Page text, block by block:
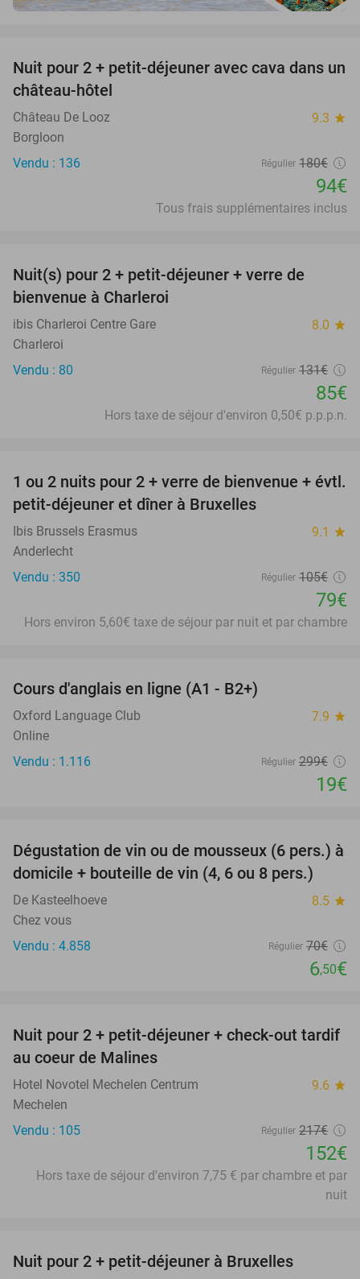
48%
Nuit pour 2 + petit-déjeuner avec cava dans un
château-hôtel
Château De Looz 9.3 star
Borgloon
Vendu : 136
Régulier 180€
94€
Tous frais supplémentaires inclus
Nuit(s) pour 2 + petit-déjeuner + verre de
bienvenue à Charleroi
ibis Charleroi Centre Gare 8.0 star
Charleroi
Vendu : 80
Régulier 131€
85€
Hors taxe de séjour d'environ 0,50€ p.p.p.n.
25%
1 ou 2 nuits pour 2 + verre de bienvenue + évtl.
petit-déjeuner et dîner à Bruxelles
Ibis Brussels Erasmus 9.1 star
Anderlecht
Vendu : 350
Régulier 105€
79€
Hors environ 5,60€ taxe de séjour par nuit et par chambre
Cours d'anglais en ligne (A1 - B2+)
Oxford Language Club 7.9 star
Online
Vendu : 1.116
Régulier 299€
19€
91%
Dégustation de vin ou de mousseux (6 pers.) à
domicile + bouteille de vin (4, 6 ou 8 pers.)
De Kasteelhoeve 8.5 star
Chez vous
Vendu : 4.858
Régulier 70€
6,50€
30%
Nuit pour 2 + petit-déjeuner + check-out tardif
au coeur de Malines
Hotel Novotel Mechelen Centrum 9.6 star
Mechelen
Vendu : 105
Régulier 217€
152€
Hors taxe de séjour d'environ 7,75 € par chambre et par
nuit
Nuit pour 2 + petit-déjeuner à Bruxelles